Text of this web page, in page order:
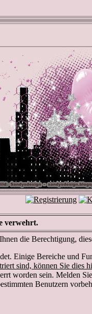
verwehrt.
die Berechtigung,
Einige Bereiche und
sind, können Sie dies
worden sein. Melden
Benutzern